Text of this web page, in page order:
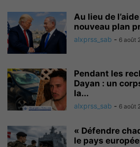
Au lieu de
nouveau plan
alxprss_sab - 6 août
Pendant les
Dayan : un
la...
alxprss_sab - 6 août
« Défendre
le pays